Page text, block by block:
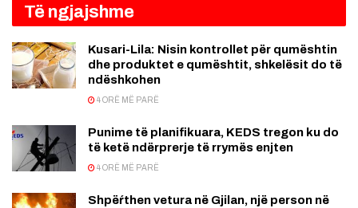
Të ngjajshme
Kusari-Lila: Nisin kontrollet për qumështin
dhe produktet e qumështit, shkelësit do të
ndëshkohen
4 ORË MË PARË
Punime të planifikuara, KEDS tregon ku do
të ketë ndërprerje të rrymës enjten
4 ORË MË PARË
Shpëŕthen vetura në Gjilan, një person në